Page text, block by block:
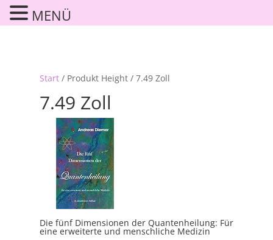
Start/ Produkt Height / 7.49 Zoll
7.49 Zoll
Die fünf Dimensionen der Quantenheilung: Für
eine erweiterte und menschliche Medizin
MENÜ